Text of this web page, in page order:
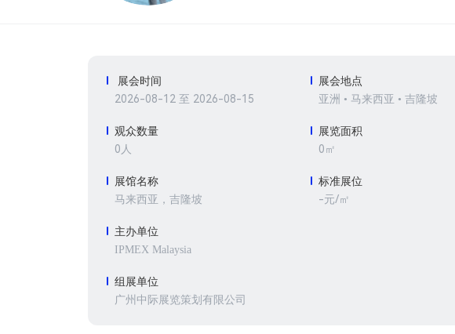
展会时间
2026-08-12 至 2026-08-15
展会地点
亚洲 • 马来西亚 • 吉隆坡
观众数量
0人
展览面积
0㎡
展馆名称
马来西亚，吉隆坡
标准展位
-元/㎡
主办单位
IPMEX Malaysia
组展单位
广州中际展览策划有限公司